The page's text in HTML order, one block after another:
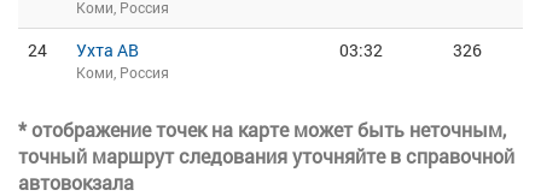
Коми, Россия
24 Ухта АВ
Коми, Россия
03:32 326
* отображение точек на карте может быть неточным,
точный маршрут следования уточняйте в справочной
автовокзала